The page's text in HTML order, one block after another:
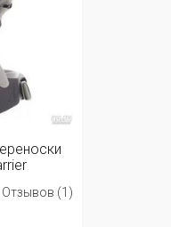
Отзывов (1)